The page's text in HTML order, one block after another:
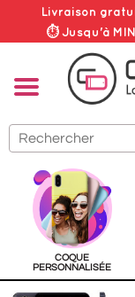
Livraison
⏱ Jusqu'à
COQUE
PERSONNALISÉE